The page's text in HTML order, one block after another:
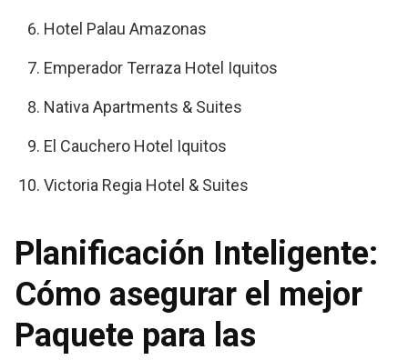
Hotel Palau Amazonas
Emperador Terraza Hotel Iquitos
Nativa Apartments & Suites
El Cauchero Hotel Iquitos
Victoria Regia Hotel & Suites
Planificación Inteligente:
Cómo asegurar el mejor
Paquete para las